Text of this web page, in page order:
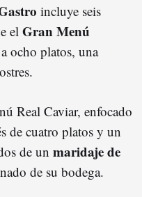
incluye seis
el Gran Menú
ocho platos, una
Real Caviar, enfocado
de cuatro platos y un
de un maridaje de
de su bodega.